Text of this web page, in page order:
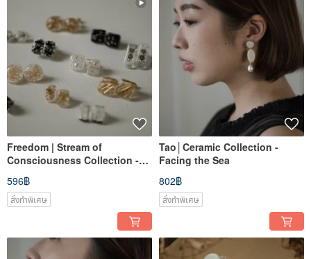
Freedom | Stream of
Consciousness Collection -
Asteroids
596฿
สั่งทำพิเศษ
Tao│Ceramic Collection -
Facing the Sea
802฿
สั่งทำพิเศษ